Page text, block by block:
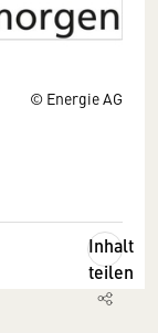
© Energie AG
Inhalt
teilen